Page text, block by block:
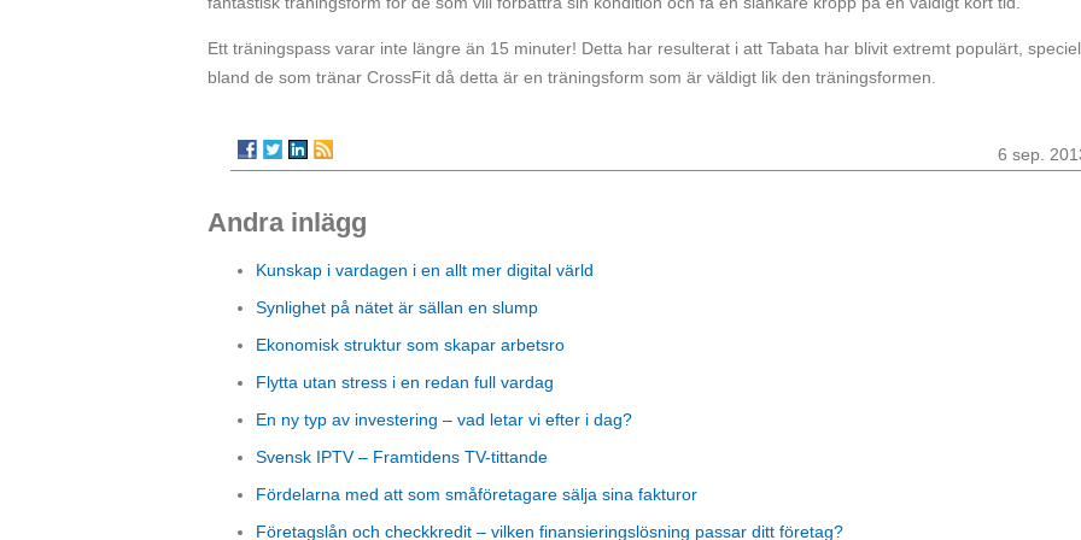
Ett träningspass varar inte längre än 15 minuter! Detta har resulterat i att Tabata har blivit extremt populärt,
bland de som tränar CrossFit då detta är en träningsform som är väldigt lik den träningsformen.
6 sep.
Andra inlägg
Kunskap i vardagen i en allt mer digital värld
Synlighet på nätet är sällan en slump
Ekonomisk struktur som skapar arbetsro
Flytta utan stress i en redan full vardag
En ny typ av investering – vad letar vi efter i dag?
Svensk IPTV – Framtidens TV-tittande
Fördelarna med att som småföretagare sälja sina fakturor
Företagslån och checkkredit – vilken finansieringslösning passar ditt företag?